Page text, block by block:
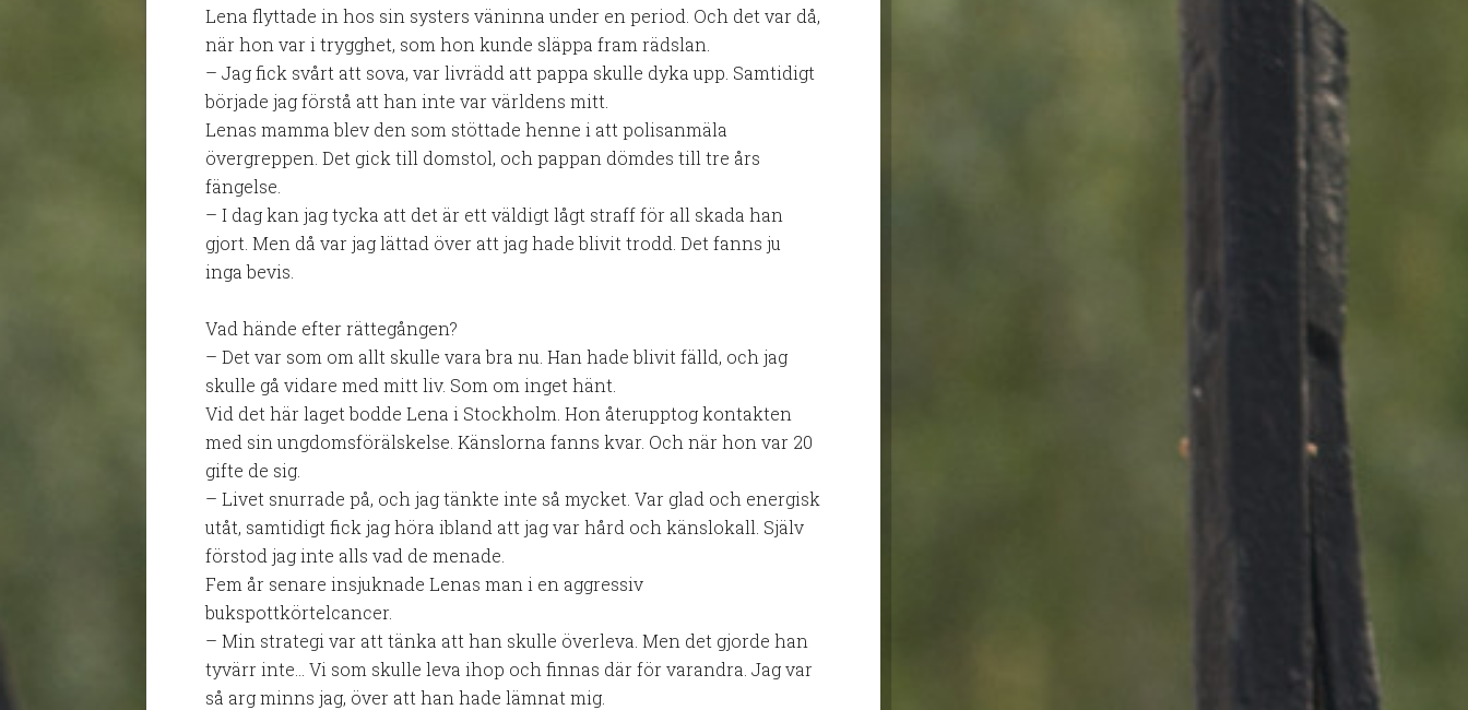
Lena flyttade in hos sin systers väninna under en period. Och det var då,
när hon var i trygghet, som hon kunde släppa fram rädslan.
– Jag fick svårt att sova, var livrädd att pappa skulle dyka upp. Samtidigt
började jag förstå att han inte var världens mitt.
Lenas mamma blev den som stöttade henne i att polisanmäla
övergreppen. Det gick till domstol, och pappan dömdes till tre års
fängelse.
– I dag kan jag tycka att det är ett väldigt lågt straff för all skada han
gjort. Men då var jag lättad över att jag hade blivit trodd. Det fanns ju
inga bevis.
Vad hände efter rättegången?
– Det var som om allt skulle vara bra nu. Han hade blivit fälld, och jag
skulle gå vidare med mitt liv. Som om inget hänt.
Vid det här laget bodde Lena i Stockholm. Hon återupptog kontakten
med sin ungdomsförälskelse. Känslorna fanns kvar. Och när hon var 20
gifte de sig.
– Livet snurrade på, och jag tänkte inte så mycket. Var glad och energisk
utåt, samtidigt fick jag höra ibland att jag var hård och känslokall. Själv
förstod jag inte alls vad de menade.
Fem år senare insjuknade Lenas man i en aggressiv
bukspottkörtelcancer.
– Min strategi var att tänka att han skulle överleva. Men det gjorde han
tyvärr inte… Vi som skulle leva ihop och finnas där för varandra. Jag var
så arg minns jag, över att han hade lämnat mig.